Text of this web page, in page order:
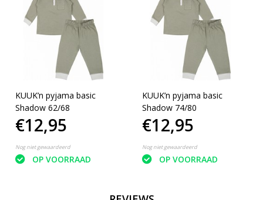
KUUK’n pyjama basic
Shadow 62/68
€12,95
Nog niet gewaardeerd
OP VOORRAAD
KUUK’n pyjama basic
Shadow 74/80
€12,95
Nog niet gewaardeerd
OP VOORRAAD